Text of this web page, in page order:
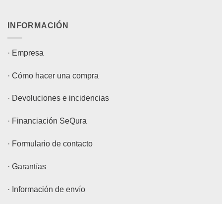
INFORMACIÓN
· Empresa
· Cómo hacer una compra
· Devoluciones e incidencias
· Financiación SeQura
· Formulario de contacto
· Garantías
· Información de envío